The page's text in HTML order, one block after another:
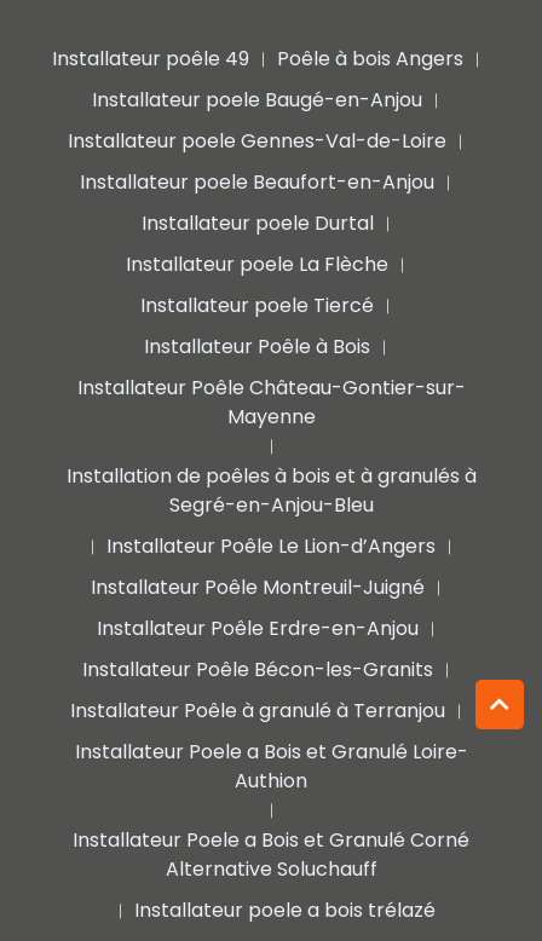
Installateur poêle 49 Poêle à bois Angers
Installateur poele Baugé-en-Anjou
Installateur poele Gennes-Val-de-Loire
Installateur poele Beaufort-en-Anjou
Installateur poele Durtal
Installateur poele La Flèche
Installateur poele Tiercé
Installateur Poêle à Bois
Installateur Poêle Château-Gontier-sur-
Mayenne
Installation de poêles à bois et à granulés à
Segré-en-Anjou-Bleu
Installateur Poêle Le Lion-d’Angers
Installateur Poêle Montreuil-Juigné
Installateur Poêle Erdre-en-Anjou
Installateur Poêle Bécon-les-Granits
Installateur Poêle à granulé à Terranjou
Installateur Poele a Bois et Granulé Loire-
Authion
Installateur Poele a Bois et Granulé Corné
Alternative Soluchauff
Installateur poele a bois trélazé